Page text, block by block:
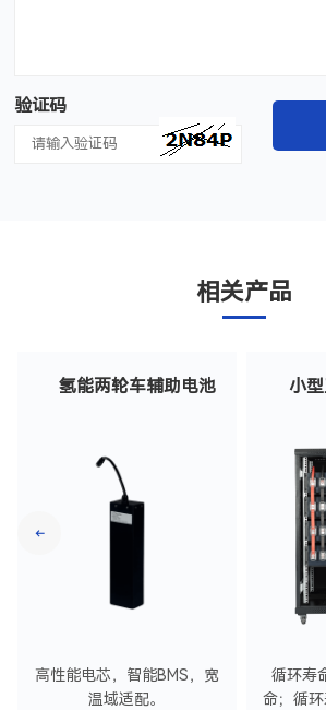
验证码
相关产品
氢能两轮车辅助电池
高性能电芯，智能BMS，宽
温域适配。
小
循环寿
命；循环